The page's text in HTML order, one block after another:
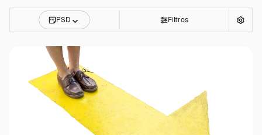
PSD Filtros